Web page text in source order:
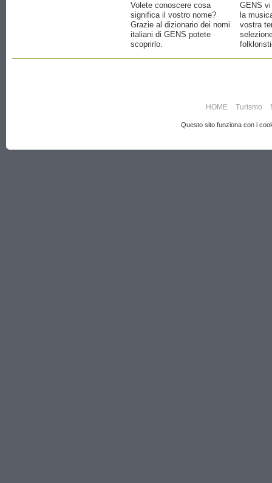
Volete conoscere cosa
significa il vostro nome?
Grazie al dizionario dei nomi
italiani di GENS potete
scoprirlo.
GENS
la
vostra
HOME Turismo
Questo sito funziona con i